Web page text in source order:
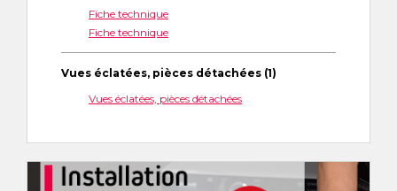
Fiche technique
Fiche technique
Vues éclatées, pièces détachées (1)
Vues éclatées, pièces détachées